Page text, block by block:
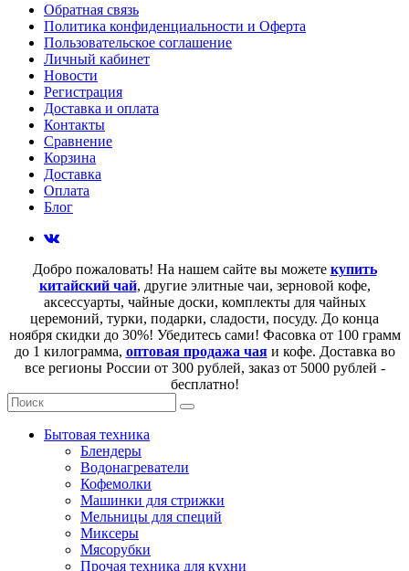
Обратная связь
Политика конфиденциальности и Оферта
Пользовательское соглашение
Личный кабинет
Новости
Регистрация
Доставка и оплата
Контакты
Сравнение
Корзина
Доставка
Оплата
Блог
Добро пожаловать! На нашем сайте вы можете купить
китайский чай, другие элитные чаи, зерновой кофе,
аксессуарты, чайные доски, комплекты для чайных
церемоний, турки, подарки, сладости, посуду. До конца
ноября скидки до 30%! Убедитесь сами! Фасовка от 100 грамм
до 1 килограмма, оптовая продажа чаяи кофе. Доставка во
все регионы России от 300 рублей, заказ от 5000 рублей -
бесплатно!
Бытовая техника
Блендеры
Водонагреватели
Кофемолки
Машинки для стрижки
Мельницы для специй
Миксеры
Мясорубки
Прочая техника для кухни